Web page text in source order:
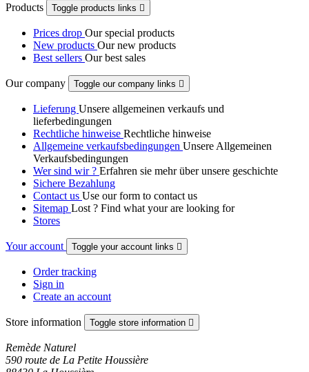
Products Toggle products links 
Prices drop Our special products
New products Our new products
Best sellers Our best sales
Our company Toggle our company links 
Lieferung Unsere allgemeinen verkaufs und
lieferbedingungen
Rechtliche hinweise Rechtliche hinweise
Allgemeine verkaufsbedingungen Unsere Allgemeinen
Verkaufsbedingungen
Wer sind wir ? Erfahren sie mehr über unsere geschichte
Sichere Bezahlung
Contact us Use our form to contact us
Sitemap Lost ? Find what your are looking for
Stores
Your account Toggle your account links 
Order tracking
Sign in
Create an account
Store information Toggle store information 
Remède Naturel
590 route de La Petite Houssière